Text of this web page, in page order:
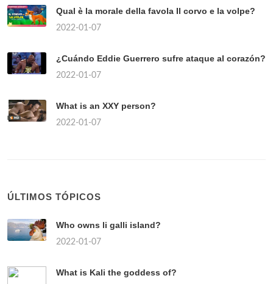
Qual è la morale della favola Il corvo e la volpe?
2022-01-07
¿Cuándo Eddie Guerrero sufre ataque al corazón?
2022-01-07
What is an XXY person?
2022-01-07
ÚLTIMOS TÓPICOS
Who owns li galli island?
2022-01-07
What is Kali the goddess of?